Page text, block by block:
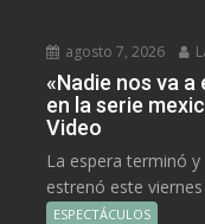
agosto 7, 2026
«Nadie nos va
en la serie
Video
La espera terminó y
estrenó este viernes
ESPECTÁCULOS